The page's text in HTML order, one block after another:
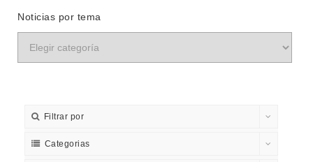
Noticias por tema
Filtrar por
Categorias